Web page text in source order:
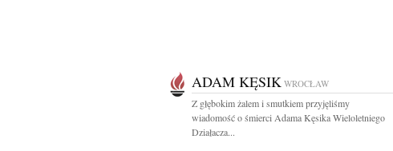
ADAM KĘSIK WROCŁAW
Z głębokim żalem i smutkiem przyjęliśmy
wiadomość o śmierci Adama Kęsika Wieloletniego
Działacza...